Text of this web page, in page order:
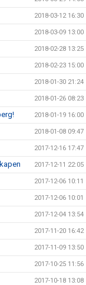
2018-03-12 16:30
2018-03-09 13:00
2018-02-28 13:25
2018-02-23 15:00
2018-01-30 21:24
2018-01-26 08:23
2018-01-19 16:00
2018-01-08 09:47
2017-12-16 17:47
2017-12-11 22:05
2017-12-06 10:11
2017-12-06 10:01
2017-12-04 13:54
2017-11-20 16:42
2017-11-09 13:50
2017-10-25 11:56
2017-10-18 13:08